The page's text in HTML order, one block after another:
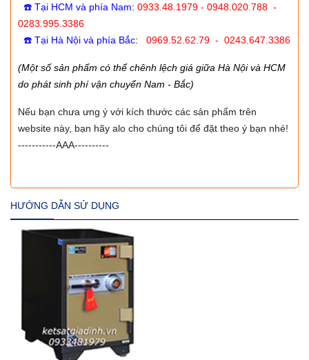
☎️ Tại HCM và phía Nam: 0933.48.1979 - 0948.020.788 -
0283.995.3386
☎️ Tại Hà Nội và phía Bắc: 0969.52.62.79 - 0243.647.3386
(Một số sản phẩm có thể chênh lệch giá giữa Hà Nội và HCM
do phát sinh phí vận chuyển Nam - Bắc)
Nếu bạn chưa ưng ý với kích thước các sản phẩm trên
website này, bạn hãy alo cho chúng tôi để đặt theo ý bạn nhé!
-----------AAA----------
HƯỚNG DẪN SỬ DỤNG